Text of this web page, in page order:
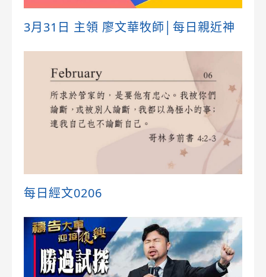
3月31日 主領 廖文華牧師│每日親近神
每日經文0206